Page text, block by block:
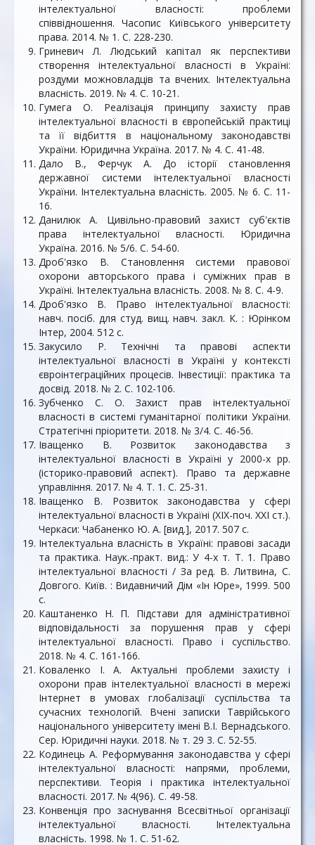
інтелектуальної власності: проблеми
співвідношення. Часопис Київського університету
права. 2014. № 1. С. 228-230.
Гриневич Л. Людський капітал як перспективи
створення інтелектуальної власності в Україні:
роздуми можновладців та вчених. Інтелектуальна
власність. 2019. № 4. С. 10-21.
Гумега О. Реалізація принципу захисту прав
інтелектуальної власності в європейській практиці
та її відбиття в національному законодавстві
України. Юридична Україна. 2017. № 4. С. 41-48.
Дало В., Ферчук А. До історії становлення
державної системи інтелектуальної власності
України. Інтелектуальна власність. 2005. № 6. С. 11-
16.
Данилюк А. Цивільно-правовий захист суб'єктів
права інтелектуальної власності. Юридична
Україна. 2016. № 5/6. С. 54-60.
Дроб'язко В. Становлення системи правової
охорони авторського права і суміжних прав в
Україні. Інтелектуальна власність. 2008. № 8. С. 4-9.
Дроб'язко В. Право інтелектуальної власності:
навч. посіб. для студ. вищ. навч. закл. К. : Юрінком
Інтер, 2004. 512 с.
Закусило Р. Технічні та правові аспекти
інтелектуальної власності в Україні у контексті
євроінтеграційних процесів. Інвестиції: практика та
досвід. 2018. № 2. С. 102-106.
Зубченко С. О. Захист прав інтелектуальної
власності в системі гуманітарної політики України.
Стратегічні пріоритети. 2018. № 3/4. С. 46-56.
Іващенко В. Розвиток законодавства з
інтелектуальної власності в Україні у 2000-х рр.
(історико-правовий аспект). Право та державне
управління. 2017. № 4. Т. 1. С. 25-31.
Іващенко В. Розвиток законодавства у сфері
інтелектуальної власності в Україні (XIX-поч. XXI ст.).
Черкаси: Чабаненко Ю. А. [вид.], 2017. 507 с.
Інтелектуальна власність в Україні: правові засади
та практика. Наук.-практ. вид.: У 4-х т. Т. 1. Право
інтелектуальної власності / За ред. В. Литвина, С.
Довгого. Київ. : Видавничий Дім «Ін Юре», 1999. 500
с.
Каштаненко Н. П. Підстави для адміністративної
відповідальності за порушення прав у сфері
інтелектуальної власності. Право і суспільство.
2018. № 4. С. 161-166.
Коваленко І. А. Актуальні проблеми захисту і
охорони прав інтелектуальної власності в мережі
Інтернет в умовах глобалізації суспільства та
сучасних технологій. Вчені записки Таврійського
національного університету імені В.І. Вернадського.
Сер. Юридичні науки. 2018. № т. 29 3. С. 52-55.
Кодинець А. Реформування законодавства у сфері
інтелектуальної власності: напрями, проблеми,
перспективи. Теорія і практика інтелектуальної
власності. 2017. № 4(96). С. 49-58.
Конвенція про заснування Всесвітньої організації
інтелектуальної власності. Інтелектуальна
власність. 1998. № 1. С. 51-62.